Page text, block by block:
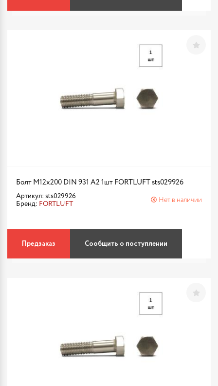
Болт М12х200 DIN 931 A2 1шт FORTLUFT sts029926
Артикул: sts029926
Бренд: FORTLUFT
Нет в наличии
Предзаказ Сообщить о поступлении